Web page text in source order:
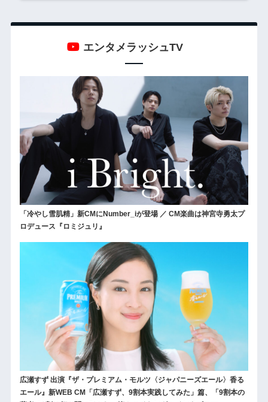
エンタメラッシュTV
「冷やし雪肌精」新CMにNumber_iが登場 ／ CM楽曲は神宮寺勇太プ
ロデュース『ロミジュリ』
広瀬すず 出演『ザ・プレミアム・モルツ〈ジャパニーズエール〉香る
エール』新WEB CM「広瀬すず、9割本実践してみた」篇、「9割本の